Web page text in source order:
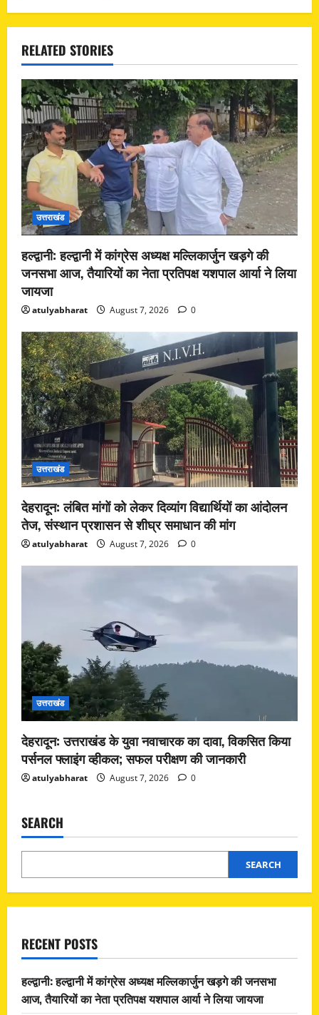
RELATED STORIES
उत्तराखंड
हल्द्वानी: हल्द्वानी में कांग्रेस अध्यक्ष मल्लिकार्जुन खड़गे की
जनसभा आज, तैयारियों का नेता प्रतिपक्ष यशपाल आर्या ने लिया
जायजा
atulyabharat August 7, 2026 0
उत्तराखंड
देहरादून: लंबित मांगों को लेकर दिव्यांग विद्यार्थियों का आंदोलन
तेज, संस्थान प्रशासन से शीघ्र समाधान की मांग
atulyabharat August 7, 2026 0
उत्तराखंड
देहरादून: उत्तराखंड के युवा नवाचारक का दावा, विकसित किया
पर्सनल फ्लाइंग व्हीकल; सफल परीक्षण की जानकारी
atulyabharat August 7, 2026 0
SEARCH
SEARCH
RECENT POSTS
हल्द्वानी: हल्द्वानी में कांग्रेस अध्यक्ष मल्लिकार्जुन खड़गे की जनसभा
आज, तैयारियों का नेता प्रतिपक्ष यशपाल आर्या ने लिया जायजा